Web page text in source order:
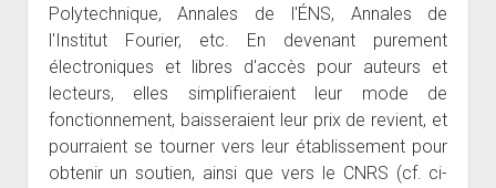
Polytechnique, Annales de l'ÉNS, Annales de
l'Institut Fourier, etc. En devenant purement
électroniques et libres d'accès pour auteurs et
lecteurs, elles simplifieraient leur mode de
fonctionnement, baisseraient leur prix de revient, et
pourraient se tourner vers leur établissement pour
obtenir un soutien, ainsi que vers le CNRS (cf. ci-